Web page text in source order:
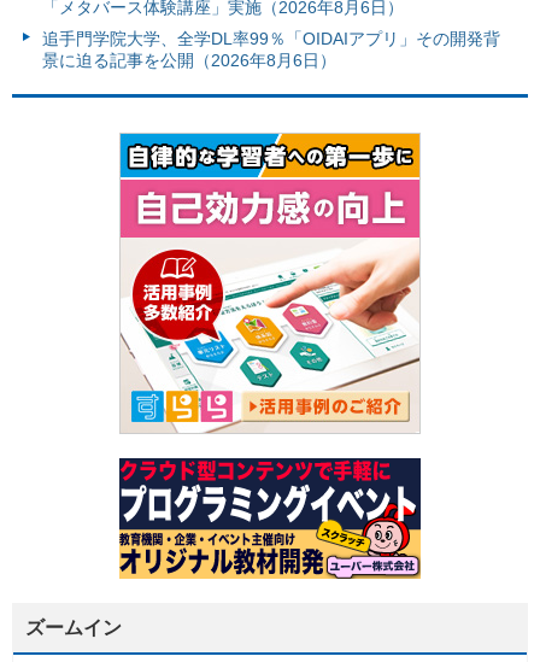
「メタバース体験講座」実施（2026年8月6日）
追手門学院大学、全学DL率99％「OIDAIアプリ」その開発背
景に迫る記事を公開（2026年8月6日）
ズームイン